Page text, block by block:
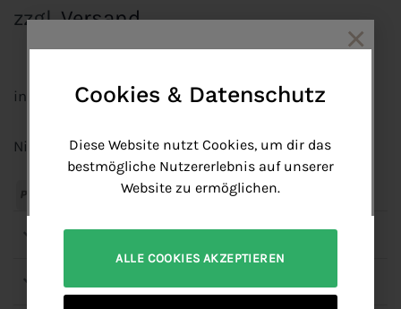
Get 10% discount
×
zzgl.Versand
inkl. KOSTENLOSER Versand ab 70 €
Nicht vorrätig
Bank
Apple
AmericanGoogle
Details
Versand
Cookies & Datenschutz
Diese Website nutzt Cookies, um dir das
bestmögliche Nutzererlebnis auf unserer
Website zu ermöglichen.
ALLE COOKIES AKZEPTIEREN